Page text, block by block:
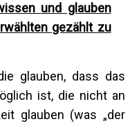
und glauben
gezählt zu
glauben, dass das
ist, die nicht an
glauben (was „der